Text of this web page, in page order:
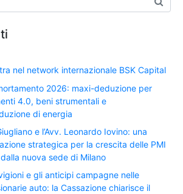
nel network internazionale BSK Capital
2026: maxi-deduzione per
4.0, beni strumentali e
di energia
e l’Avv. Leonardo Iovino: una
strategica per la crescita delle PMI
nuova sede di Milano
e gli anticipi campagne nelle
auto: la Cassazione chiarisce il